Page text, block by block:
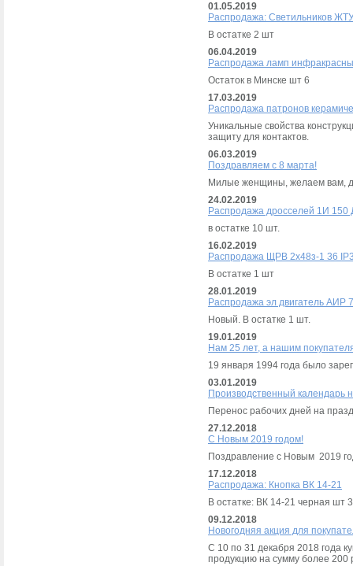
01.05.2019
Распродажа: Светильников
В остатке 2 шт
06.04.2019
Распродажа ламп
Остаток в Минске шт 6
17.03.2019
Распродажа патронов
Уникальные свойства
защиту для контактов.
06.03.2019
Поздравляем с 8 марта!
Милые женщины, желаем вам,
24.02.2019
Распродажа дросселей 1И
в остатке 10 шт.
16.02.2019
Распродажа ЩРВ 2х48з-1 36
В остатке 1 шт
28.01.2019
Распродажа эл двигатель
Новый. В остатке 1 шт.
19.01.2019
Нам 25 лет, а нашим
19 января 1994 года было
03.01.2019
Производственный календарь
Перенос рабочих дней на
27.12.2018
С Новым 2019 годом!
Поздравление с Новым 2019
17.12.2018
Распродажа: Кнопка ВК 14-21
В остатке: ВК 14-21 черная шт
09.12.2018
Новогодняя акция для
С 10 по 31 декабря 2018 года
продукцию на сумму более 200